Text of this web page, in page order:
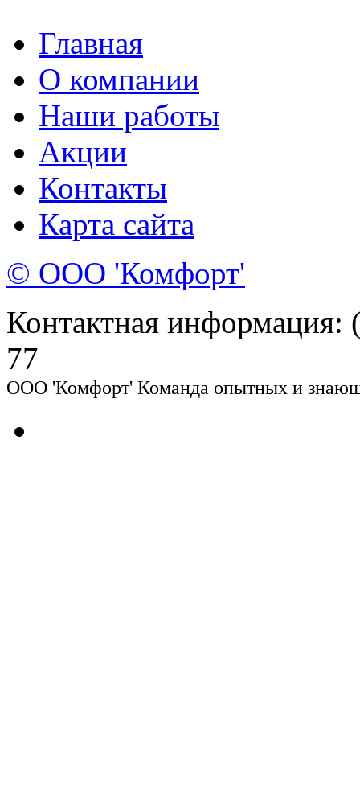
Главная
О компании
Наши работы
Акции
Контакты
Карта сайта
© ООО 'Комфорт'
Контактная
77
ООО 'Комфорт' Команда опытных и